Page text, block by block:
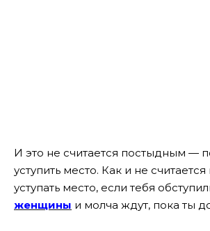
И это не считается постыдным —
уступить место. Как и не
уступать место, если тебя
женщины и молча ждут, пока ты